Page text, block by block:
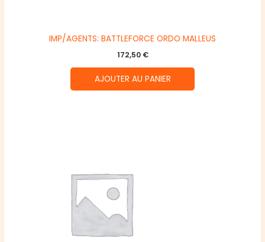
IMP/AGENTS: BATTLEFORCE ORDO MALLEUS
172,50 €
AJOUTER AU PANIER